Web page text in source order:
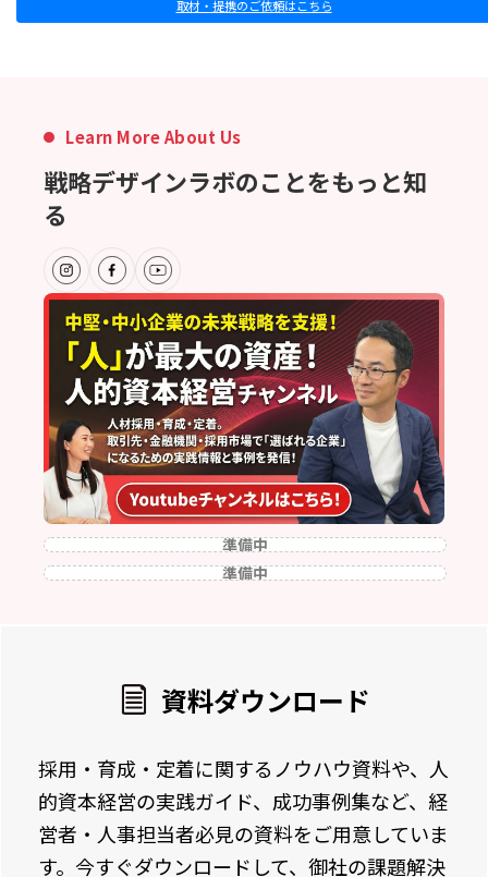
取材・提携のご依頼はこちら
Learn More About Us
戦略デザインラボのことをもっと知
る
準備中
準備中
資料ダウンロード
採用・育成・定着に関するノウハウ資料や、人
的資本経営の実践ガイド、成功事例集など、経
営者・人事担当者必見の資料をご用意していま
す。今すぐダウンロードして、御社の課題解決